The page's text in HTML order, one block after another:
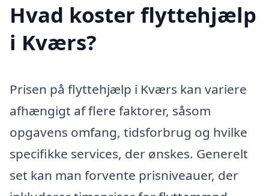
Hvad koster flyttehjælp
i Kværs?
Prisen på flyttehjælp i Kværs kan variere
afhængigt af flere faktorer, såsom
opgavens omfang, tidsforbrug og hvilke
specifikke services, der ønskes. Generelt
set kan man forvente prisniveauer, der